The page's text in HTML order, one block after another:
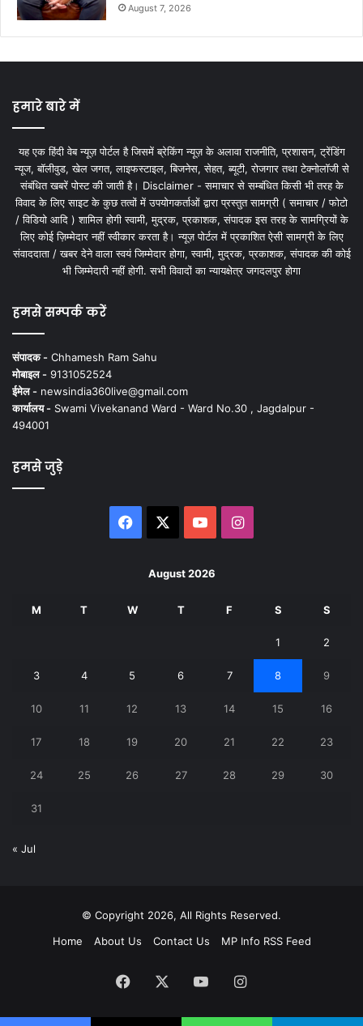
August 7, 2026
हमारे बारे में
यह एक हिंदी वेब न्यूज़ पोर्टल है जिसमें ब्रेकिंग न्यूज़ के अलावा राजनीति, प्रशासन, ट्रेंडिंग
न्यूज, बॉलीवुड, खेल जगत, लाइफस्टाइल, बिजनेस, सेहत, ब्यूटी, रोजगार तथा टेक्नोलॉजी से
संबंधित खबरें पोस्ट की जाती है। Disclaimer - समाचार से सम्बंधित किसी भी तरह के
विवाद के लिए साइट के कुछ तत्वों में उपयोगकर्ताओं द्वारा प्रस्तुत सामग्री ( समाचार / फोटो
/ विडियो आदि ) शामिल होगी स्वामी, मुद्रक, प्रकाशक, संपादक इस तरह के सामग्रियों के
लिए कोई ज़िम्मेदार नहीं स्वीकार करता है। न्यूज़ पोर्टल में प्रकाशित ऐसी सामग्री के लिए
संवाददाता / खबर देने वाला स्वयं जिम्मेदार होगा, स्वामी, मुद्रक, प्रकाशक, संपादक की कोई
भी जिम्मेदारी नहीं होगी. सभी विवादों का न्यायक्षेत्र जगदलपुर होगा
हमसे सम्पर्क करें
संपादक - Chhamesh Ram Sahu
मोबाइल - 9131052524
ईमेल - newsindia360live@gmail.com
कार्यालय - Swami Vivekanand Ward - Ward No.30 , Jagdalpur -
494001
हमसे जुड़े
Facebook YouTubeInstagram
August 2026
M T W T F S S
1 2
3 4 5 6 7 8 9
10 11 12 13 14 15 16
17 18 19 20 21 22 23
24 25 26 27 28 29 30
31
« Jul
© Copyright 2026, All Rights Reserved.
Home
About Us Contact Us MP Info RSS Feed
Facebook YouTubeInstagram